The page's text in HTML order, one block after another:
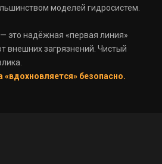
моделей гидросистем.
это надёжная «первая линия»
внешних загрязнений. Чистый
«вдохновляется» безопасно.